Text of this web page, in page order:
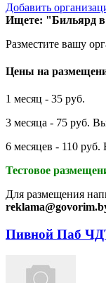
Добавить
Ищете: "Бильярд
Разместите вашу
Цены на
1 месяц - 35 руб.
3 месяца - 75 руб.
6 месяцев - 110
Тестовое
Для размещения
Пивной Паб